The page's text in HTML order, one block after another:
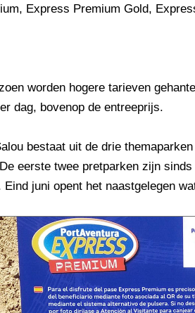
Express Premium Gold,
worden hogere tarieven
dag, bovenop de entreeprijs.
bestaat uit de drie
eerste twee pretparken zijn sinds
juni opent het naastgelegen